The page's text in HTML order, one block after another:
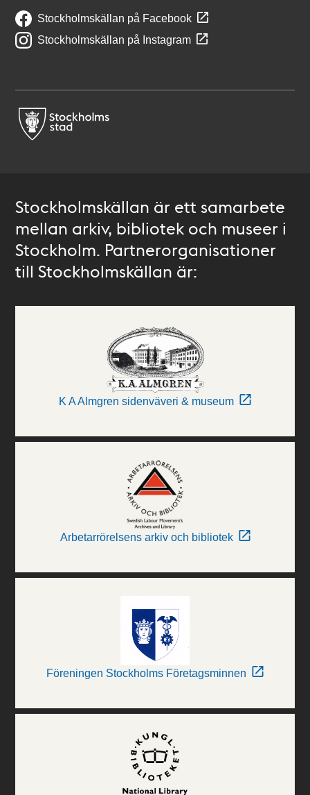
Stockholmskällan på Facebook
Stockholmskällan på Instagram
Stockholmskällan är ett samarbete
mellan arkiv, bibliotek och museer i
Stockholm. Partnerorganisationer
till Stockholmskällan är:
K A Almgren sidenväveri & museum
Arbetarrörelsens arkiv och bibliotek
Föreningen Stockholms Företagsminnen